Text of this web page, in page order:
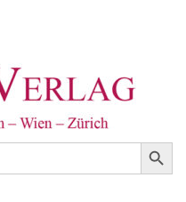
Search Button